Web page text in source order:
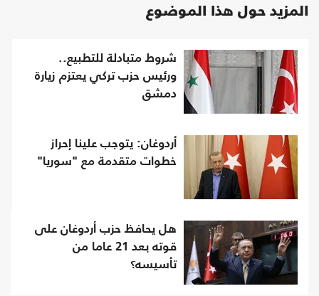
المزيد حول هذا الموضوع
شروط متبادلة للتطبيع..
ورئيس حزب تركي يعتزم زيارة
دمشق
أردوغان: يتوجب علينا إحراز
خطوات متقدمة مع "سوريا"
هل يحافظ حزب أردوغان على
قوته بعد 21 عاما من
تأسيسه؟